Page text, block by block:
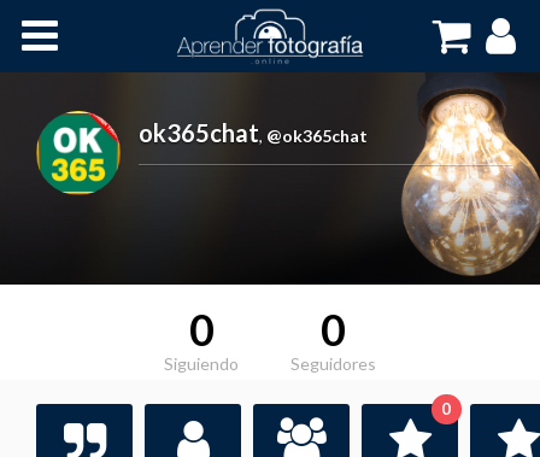
Cursos OnLine
ok365chat, @ok365chat
0
Siguiendo
0
Seguidores
0